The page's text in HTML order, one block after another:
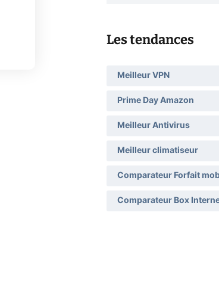
Les tendances
Meilleur VPN
Prime Day Amazon
Meilleur Antivirus
Meilleur climatiseur
Comparateur Forfait
Comparateur Box